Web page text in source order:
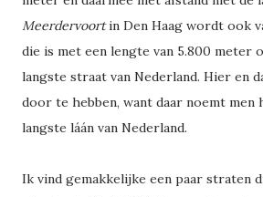
Meerdervoortin Den Haag wordt ook
die is met een lengte van 5.800 meter
langste straat van Nederland. Hier en
door te hebben, want daar noemt men
langste láán van Nederland.
Ik vind gemakkelijke een paar straten